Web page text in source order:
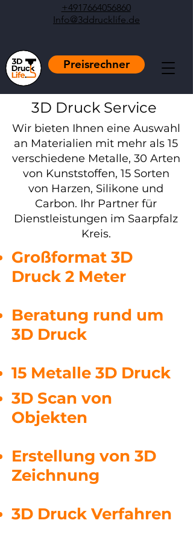
+4917664056860
Info@3ddrucklife.de
Preisrechner
3D Druck Service
Wir bieten Ihnen eine Auswahl
an Materialien mit mehr als 15
verschiedene Metalle, 30 Arten
von Kunststoffen, 15 Sorten
von Harzen, Silikone und
Carbon. Ihr Partner für
Dienstleistungen im Saarpfalz
Kreis.
Großformat 3D
Druck 2 Meter
Beratung rund um
3D Druck
15 Metalle 3D Druck
3D Scan von
Objekten
Erstellung von 3D
Zeichnung
3D Druck Verfahren